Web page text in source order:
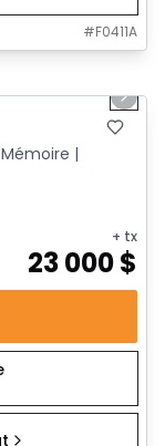
#F0411A
Next
|
+ tx
23 000$